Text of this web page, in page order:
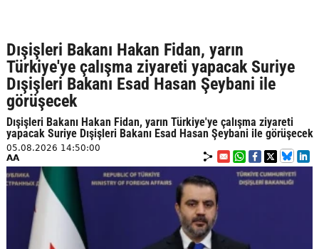
Dışişleri Bakanı Hakan Fidan, yarın
Türkiye'ye çalışma ziyareti yapacak Suriye
Dışişleri Bakanı Esad Hasan Şeybani ile
görüşecek
Dışişleri Bakanı Hakan Fidan, yarın Türkiye'ye çalışma ziyareti
yapacak Suriye Dışişleri Bakanı Esad Hasan Şeybani ile görüşecek
05.08.2026 14:50:00
AA